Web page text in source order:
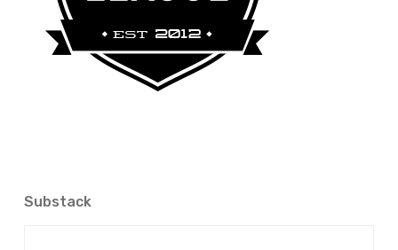
Substack